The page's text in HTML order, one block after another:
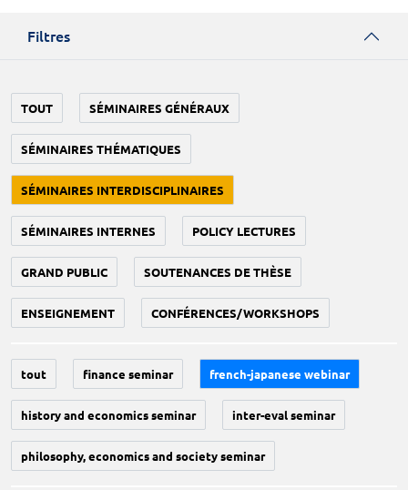
Filtres
TOUT SÉMINAIRES GÉNÉRAUX
SÉMINAIRES THÉMATIQUES
SÉMINAIRES INTERDISCIPLINAIRES
SÉMINAIRES INTERNES POLICY LECTURES
GRAND PUBLIC SOUTENANCES DE THÈSE
ENSEIGNEMENT CONFÉRENCES/WORKSHOPS
tout finance seminar french-japanese webinar
history and economics seminar inter-eval seminar
philosophy, economics and society seminar